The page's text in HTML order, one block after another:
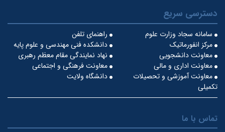
دسترسی سریع
راهنمای تلفن
سامانه سجاد وزارت علوم
دانشکده فنی مهندسی و علوم پایه
مرکز انفورماتیک
نهاد نمایندگی مقام معظم رهبری
معاونت دانشجویی
معاونت فرهنگی و اجتماعی
معاونت اداری و مالی
دانشگاه ولایت
معاونت آموزشی و تحصیلات
تکمیلی
تماس با ما